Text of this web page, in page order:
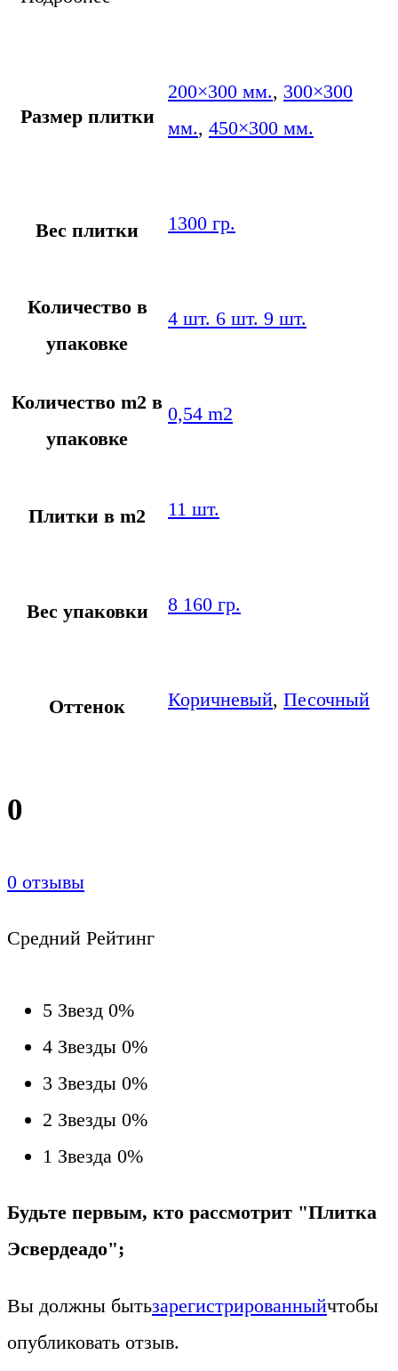
Размер плитки
200×300 мм., 300×300
мм., 450×300 мм.
Вес плитки 1300 гр.
Количество в
упаковке
4 шт. 6 шт. 9 шт.
Количество m2 в
упаковке
0,54 m2
Плитки в m2 11 шт.
Вес упаковки 8 160 гр.
Оттенок Коричневый, Песочный
0
0 отзывы
Средний Рейтинг
5 Звезд 0%
4 Звезды 0%
3 Звезды 0%
2 Звезды 0%
1 Звезда 0%
Будьте первым, кто рассмотрит "Плитка
Эсвердеадо";
Вы должны бытьзарегистрированныйчтобы
опубликовать отзыв.